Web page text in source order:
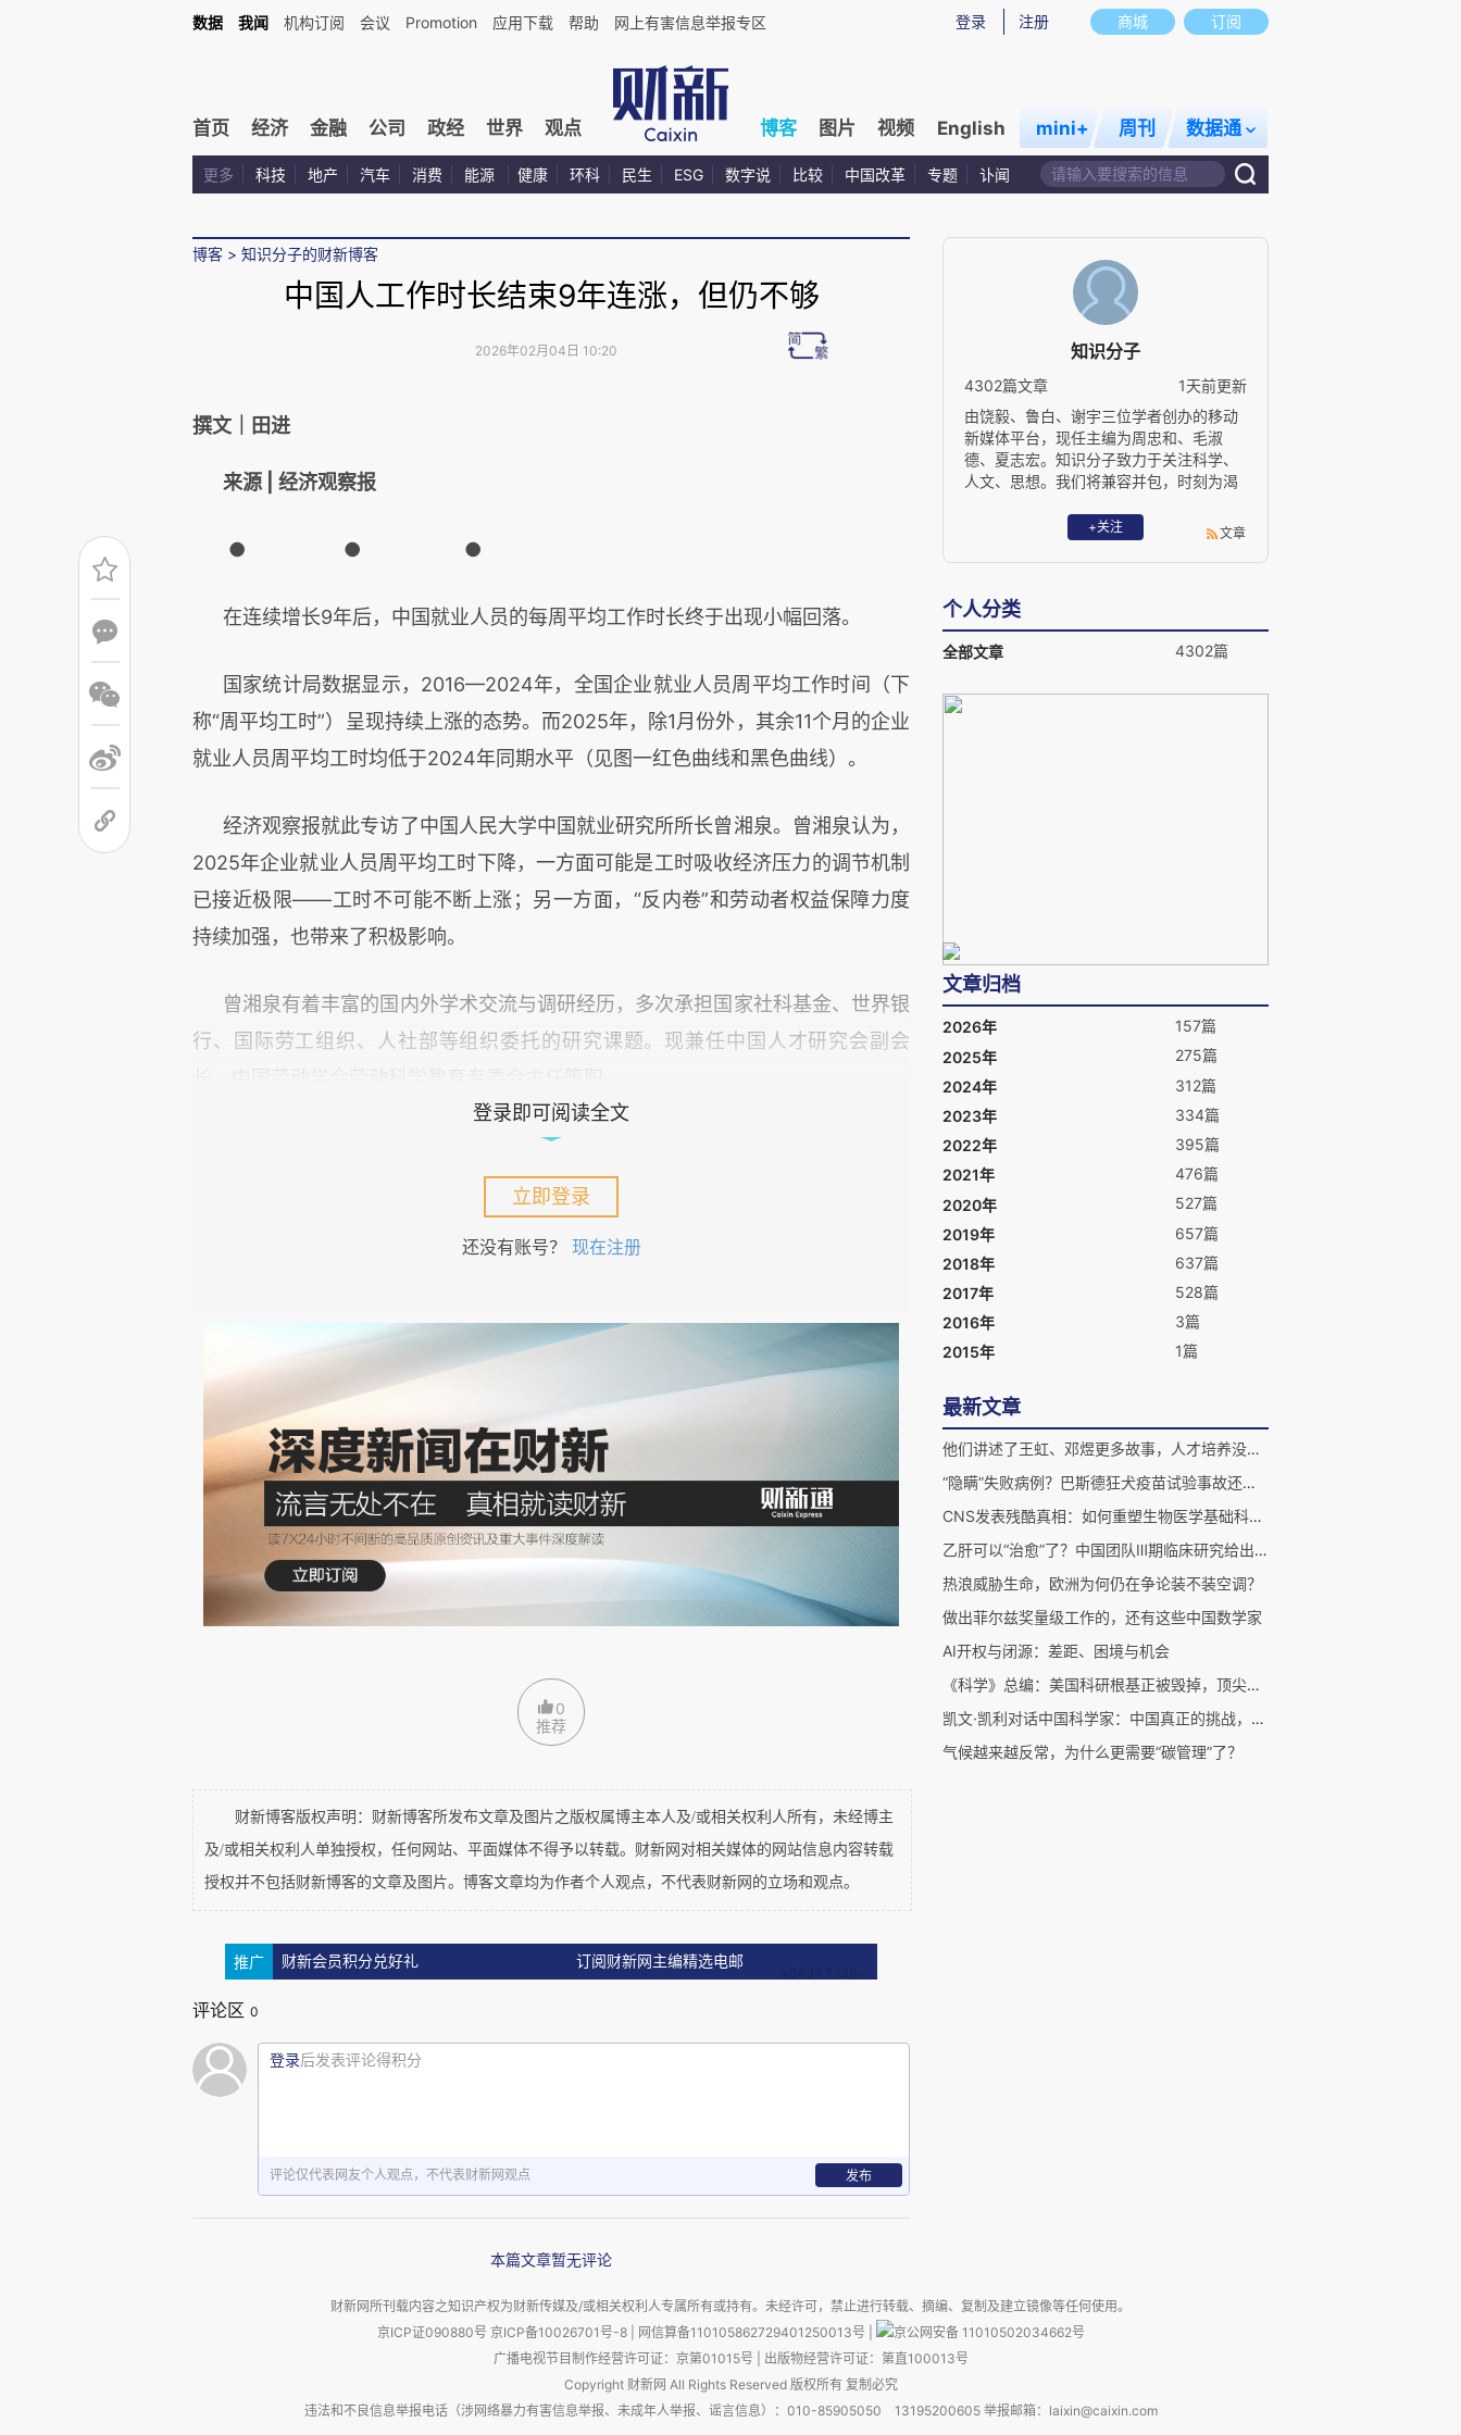
商城 订阅
登录 注册
数据 我闻 机构订阅 会议 Promotion 应用下载 帮助 网上有害信息举报专区
首页 经济 金融 公司 政经 世界 观点 博客 图片 视频 English mini+ 周刊 数据通
更多 科技 地产 汽车 消费 能源 健康 环科 民生 ESG 数字说 比较 中国改革 专题 讣闻
博客 > 知识分子的财新博客
中国人工作时长结束9年连涨，但仍不够
2026年02月04日 10:20
撰文｜田进
来源 | 经济观察报
● ● ●
在连续增长9年后，中国就业人员的每周平均工作时长终于出现小幅回落。
国家统计局数据显示，2016—2024年，全国企业就业人员周平均工作时间（下
称“周平均工时”）呈现持续上涨的态势。而2025年，除1月份外，其余11个月的企业
就业人员周平均工时均低于2024年同期水平（见图一红色曲线和黑色曲线）。
经济观察报就此专访了中国人民大学中国就业研究所所长曾湘泉。曾湘泉认为，
2025年企业就业人员周平均工时下降，一方面可能是工时吸收经济压力的调节机制
已接近极限——工时不可能不断上涨；另一方面，“反内卷”和劳动者权益保障力度
持续加强，也带来了积极影响。
曾湘泉有着丰富的国内外学术交流与调研经历，多次承担国家社科基金、世界银
行、国际劳工组织、人社部等组织委托的研究课题。现兼任中国人才研究会副会
工时超长的另一面，是部分群体的工时不足。曾湘泉发现，2018年—2022年，
城镇就业人员调查周平均工时处于“20小时以下”“20—39小时”区间的群体占比持续
提升。他说，近几年网约车司机、外卖骑手等职业的大量从业者，工作时长已突破
生理极限，带来了巨大的安全隐患。相比之下，垄断型行业的员工则鲜少出现工时
这一看似矛盾的现象，反映出中国就业市场的复杂性。
从整体来看，中国就业人员工作时长仍旧处于高位，超过相关法规规定的“每日
工作时间不超过8小时”“平均每周工作时间不超过44小时”的工时标准。
曾湘泉说，总体看，工时过长已成为中国劳动力市场的一个突出问题，如果将低
工资因素考虑在内，较长的工时甚至可能反映了就业质量的低下。为应对工时过长
这一问题，曾湘泉建议将全日制劳动者的月最低工资标准，调整为小时最低工资标
全日制劳动者的月最低工资相当于为企业提供了优惠的劳动力“包月套餐”，变相
“激励”企业通过延长现有员工工时的方式降低用工成本。
曾湘泉认为，中国当前内需不足的重要原因之一，是劳动分配率（员工工资与企
业利润之比）严重偏低。这需要政府和工会发挥作用。中国经济发展到当前阶段，
要想实现高质量充分就业，就不能再一味追求劳动力的低成本优势。
登录即可阅读全文
立即登录
还没有账号？ 现在注册
0
推荐
财新博客版权声明：财新博客所发布文章及图片之版权属博主本人及/或相关权利人所有，未经博主
及/或相关权利人单独授权，任何网站、平面媒体不得予以转载。财新网对相关媒体的网站信息内容转载
授权并不包括财新博客的文章及图片。博客文章均为作者个人观点，不代表财新网的立场和观点。
推广 财新会员积分兑好礼 订阅财新网主编精选电邮
评论区 0
登录后发表评论得积分
评论仅代表网友个人观点，不代表财新网观点 发布
本篇文章暂无评论
知识分子
4302篇文章
1天前更新
由饶毅、鲁白、谢宇三位学者创办的移动
新媒体平台，现任主编为周忠和、毛淑
德、夏志宏。知识分子致力于关注科学、
人文、思想。我们将兼容并包，时刻为渴
识、共析现代思想、共建智趣中国。
+关注 文章
个人分类
全部文章 4302篇
文章归档
2026年
157篇
2025年
275篇
2024年
312篇
2023年
334篇
2022年
395篇
2021年
476篇
2020年
527篇
2019年
657篇
2018年
637篇
2017年
528篇
2016年
3篇
2015年
1篇
最新文章
他们讲述了王虹、邓煜更多故事，人才培养没有固定模式
“隐瞒”失败病例？巴斯德狂犬疫苗试验事故还原｜商周专栏
CNS发表残酷真相：如何重塑生物医学基础科研的信任机制？
乙肝可以“治愈”了？中国团队Ⅲ期临床研究给出新答案
热浪威胁生命，欧洲为何仍在争论装不装空调？
做出菲尔兹奖量级工作的，还有这些中国数学家
AI开权与闭源：差距、困境与机会
《科学》总编：美国科研根基正被毁掉，顶尖高校却集体沉默
凯文·凯利对话中国科学家：中国真正的挑战，不是人工智能，是原创性
气候越来越反常，为什么更需要“碳管理”了？
财新网所刊载内容之知识产权为财新传媒及/或相关权利人专属所有或持有。未经许可，禁止进行转载、摘编、复制及建立镜像等任何使用。
京ICP证090880号 京ICP备10026701号-8 网信算备110105862729401250013号
京公网安备 11010502034662号
广播电视节目制作经营许可证：京第01015号
出版物经营许可证：第直100013号
Copyright 财新网 All Rights Reserved 版权所有 复制必究
违法和不良信息举报电话（涉网络暴力有害信息举报、未成年人举报、谣言信息）：010-85905050 13195200605 举报邮箱：laixin@caixin.com